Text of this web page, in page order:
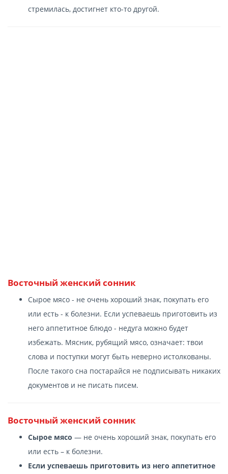
стремилась, достигнет кто-то другой.
Восточный женский сонник
Сырое мясо - не очень хороший знак, покупать его
или есть - к болезни. Если успеваешь приготовить из
него аппетитное блюдо - недуга можно будет
избежать. Мясник, рубящий мясо, означает: твои
слова и поступки могут быть неверно истолкованы.
После такого сна постарайся не подписывать никаких
документов и не писать писем.
Восточный женский сонник
Сырое мясо — не очень хороший знак, покупать его
или есть – к болезни.
Если успеваешь приготовить из него аппетитное